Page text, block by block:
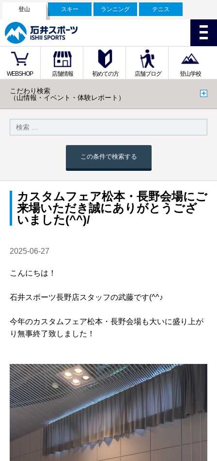
登山 スキー ランニング テニス
WEBSHOP 店舗情報 初めての方 店舗ブログ 登山学校
こだわり検索
（山情報・イベント・体験レポート）
この条件で検索する
カスタムフェア松本・長野会場にご
来場いただき誠にありがとうござ
いました(^^)/
2025-06-27
こんにちは！
石井スポーツ長野店スタッフの武藤です(^^♪
今年のカスタムフェア松本・長野会場も大いに盛り上が
り無事終了致しました！